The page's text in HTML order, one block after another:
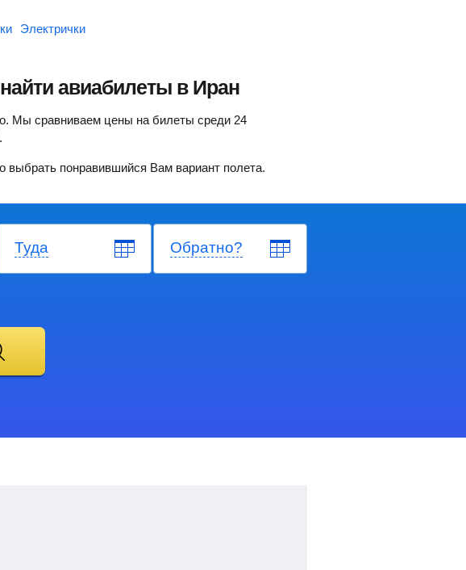
Электрички
авиабилеты в Иран
Мы сравниваем цены на билеты среди 24
выбрать понравившийся Вам вариант полета.
Туда Обратно?